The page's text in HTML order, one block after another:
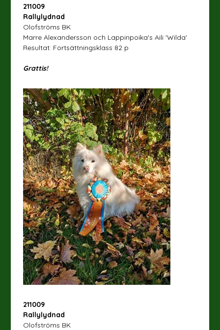
211009
Rallylydnad
Olofströms BK
Marre Alexandersson och Lappinpoika's Aili 'Wilda'
Resultat: Fortsättningsklass 82 p
Grattis!
211009
Rallylydnad
Olofströms BK